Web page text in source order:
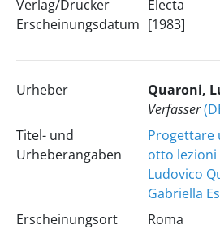
Verlag/Drucker
Erscheinungsdatum
Electa
[1983]
Urheber Quaroni,
Verfasser
Titel- und
Urheberangaben
Progettare
otto
Ludovico
Gabriella
Erscheinungsort
Roma